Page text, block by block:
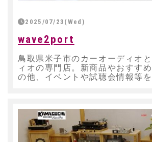
2025/07/23(Wed)
wave2port
鳥取県米子市のカーオーディオ
ィオの専門店。新商品やおすす
の他、イベントや試聴会情報等を